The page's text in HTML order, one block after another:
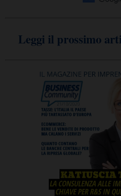
Leggi il prossimo